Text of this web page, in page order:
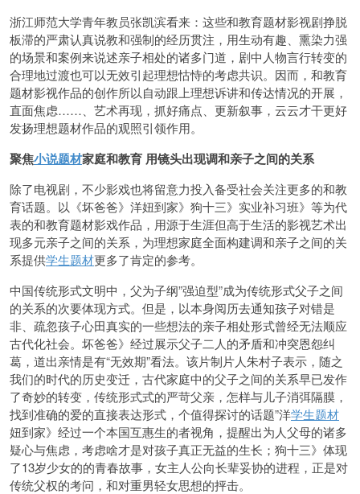
浙江师范大学青年教员张凯滨看来：这些和教育题材影视剧挣脱
板滞的严肃认真说教和强制的经历贯注，用生动有趣、熏染力强
的场景和案例来说述亲子相处的诸多门道，剧中人物言行转变的
合理地过渡也可以无效引起理想怙恃的考虑共识。因而，和教育
题材影视作品的创作所以自动跟上理想诉讲和传达情况的开展，
直面焦虑……、艺术再现，抓好痛点、更新叙事，云云才干更好
发扬理想题材作品的观照引领作用。
聚焦小说题材家庭和教育 用镜头出现调和亲子之间的关系
除了电视剧，不少影戏也将留意力投入备受社会关注更多的和教
育话题。以《坏爸爸》洋妞到家》狗十三》实业补习班》等为代
表的和教育题材影戏作品，用源于生涯但高于生活的影视艺术出
现多元亲子之间的关系，为理想家庭全面构建调和亲子之间的关
系提供学生题材更多了肯定的参考。
中国传统形式文明中，父为子纲”强迫型”成为传统形式父子之间
的关系的次要体现方式。但是，以本身阅历去通知孩子对错是
非、疏忽孩子心田真实的一些想法的亲子相处形式曾经无法顺应
古代化社会。坏爸爸》经过展示父子二人的矛盾和冲突恩怨纠
葛，道出亲情是有“无效期”看法。该片制片人朱村子表示，随之
我们的时代的历史变迁，古代家庭中的父子之间的关系早已发作
了奇妙的转变，传统形式式的严苛父亲，怎样与儿子消弭隔膜，
找到准确的爱的直接表达形式，个值得探讨的话题”洋学生题材
妞到家》经过一个本国互惠生的者视角，提醒出为人父母的诸多
疑心与焦虑，考虑啥才是对孩子真正无益的生长；狗十三》体现
了13岁少女的的青春故事，女主人公向长辈妥协的进程，正是对
传统父权的考问，和对重男轻女思想的抨击。